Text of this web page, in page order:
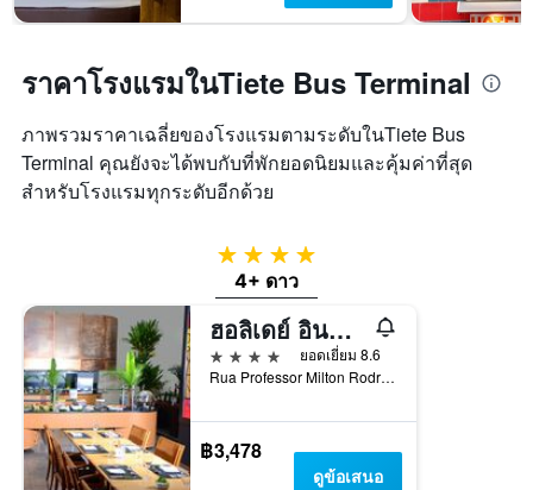
ราคาโรงแรมในTiete Bus Terminal
ภาพรวมราคาเฉลี่ยของโรงแรมตามระดับในTiete Bus
Terminal คุณยังจะได้พบกับที่พักยอดนิยมและคุ้มค่าที่สุด
สำหรับโรงแรมทุกระดับอีกด้วย
4 ดาว
4+ ดาว
ฮอลิเดย์ อินน์ เซา พาวโล ปาร์เก้ อันเฮมบิ, โรงแรม IHG
4 ดาว
ยอดเยี่ยม 8.6
Rua Professor Milton Rodrigues 100, เซาเปาโล, บราซิล
฿3,478
ดูข้อเสนอ